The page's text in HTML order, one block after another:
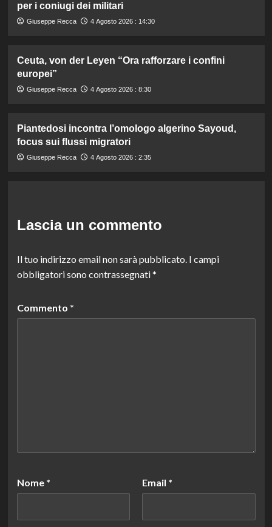
per i coniugi dei militari
Giuseppe Recca 4 Agosto 2026 : 14:30
Ceuta, von der Leyen “Ora rafforzare i confini
europei”
Giuseppe Recca 4 Agosto 2026 : 8:30
Piantedosi incontra l’omologo algerino Sayoud,
focus sui flussi migratori
Giuseppe Recca 4 Agosto 2026 : 2:35
Lascia un commento
Il tuo indirizzo email non sarà pubblicato. I campi
obbligatori sono contrassegnati*
Commento *
Nome * Email *